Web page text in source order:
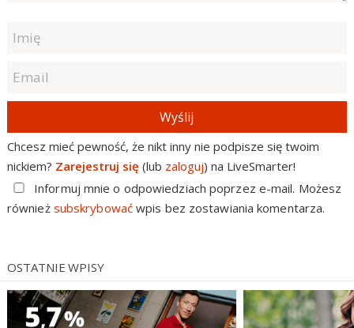
Wyślij
Chcesz mieć pewność, że nikt inny nie podpisze się twoim
nickiem? Zarejestruj się (lub zaloguj) na LiveSmarter!
Informuj mnie o odpowiedziach poprzez e-mail. Możesz
również subskrybowaćwpis bez zostawiania komentarza.
OSTATNIE WPISY